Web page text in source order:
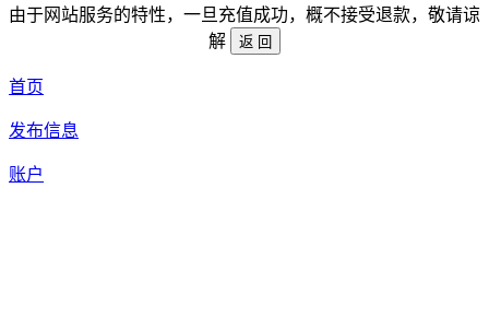
由于网站服务的特性，一旦充值成功，概不接受退款，敬请谅
解
首页
发布信息
账户